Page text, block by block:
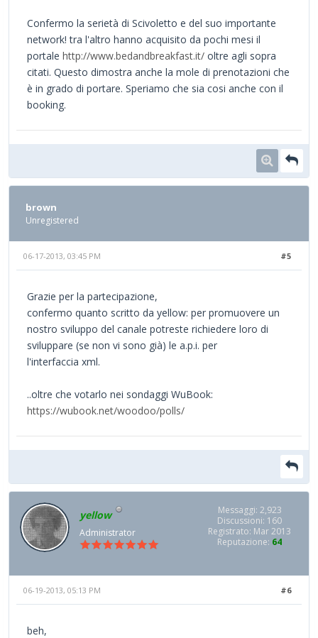
Confermo la serietà di Scivoletto e del suo importante
network! tra l'altro hanno acquisito da pochi mesi il
portale http://www.bedandbreakfast.it/ oltre agli sopra
citati. Questo dimostra anche la mole di prenotazioni che
è in grado di portare. Speriamo che sia cosi anche con il
booking.
brown
Unregistered
#5
06-17-2013, 03:45 PM
Grazie per la partecipazione,
confermo quanto scritto da yellow: per promuovere un
nostro sviluppo del canale potreste richiedere loro di
sviluppare (se non vi sono già) le a.p.i. per
l'interfaccia xml.
..oltre che votarlo nei sondaggi WuBook:
https://wubook.net/woodoo/polls/
yellow
Administrator
Messaggi: 2,923
Discussioni: 160
Registrato: Mar 2013
Reputazione: 64
#6
06-19-2013, 05:13 PM
beh,